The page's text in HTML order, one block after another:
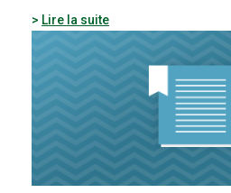
Lire la suite